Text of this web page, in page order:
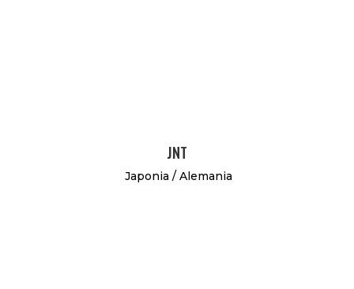
JNT
Japonia / Alemania